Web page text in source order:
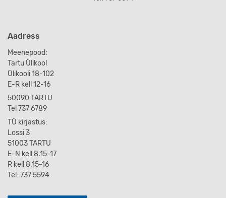
Aadress
Meenepood:
Tartu Ülikool
Ülikooli 18-102
E-R kell 12-16
50090 TARTU
Tel 737 6789
TÜ kirjastus:
Lossi 3
51003 TARTU
E-N kell 8.15-17
R kell 8.15-16
Tel: 737 5594